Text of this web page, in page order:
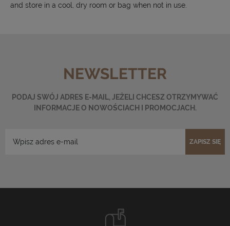
and store in a cool, dry room or bag when not in use.
NEWSLETTER
PODAJ SWÓJ ADRES E-MAIL, JEŻELI CHCESZ OTRZYMYWAĆ
INFORMACJE O NOWOŚCIACH I PROMOCJACH.
ZAPISZ SIĘ